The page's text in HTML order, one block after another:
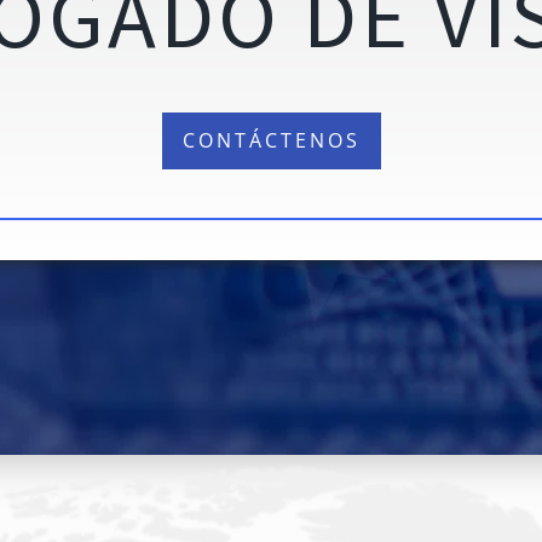
CONTÁCTENOS